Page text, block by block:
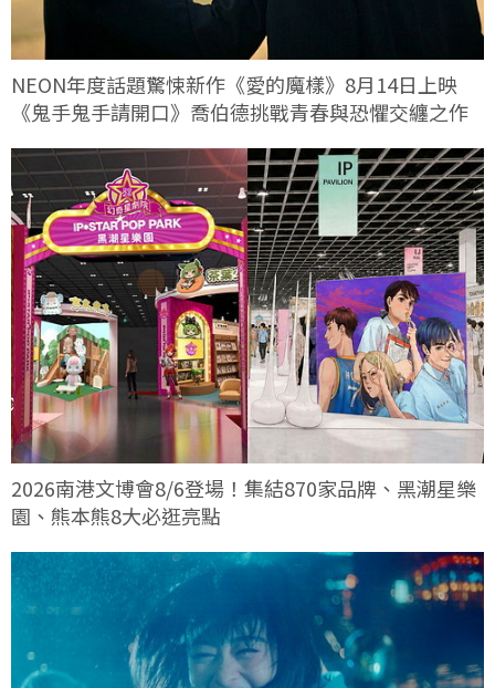
NEON年度話題驚悚新作《愛的魔樣》8月14日上映
《鬼手鬼手請開口》喬伯德挑戰青春與恐懼交纏之作
2026南港文博會8/6登場！集結870家品牌、黑潮星樂
園、熊本熊8大必逛亮點